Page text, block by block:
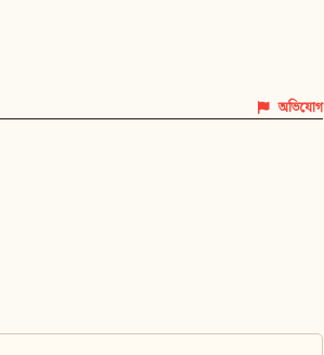
অভিযোগ